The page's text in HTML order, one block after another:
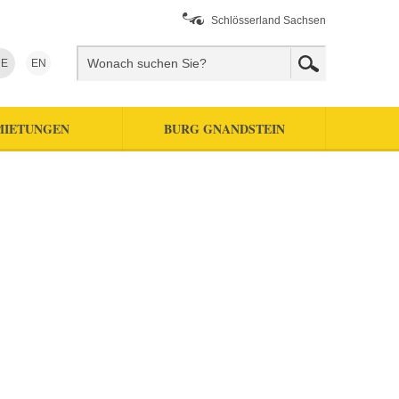
Schlösserland Sachsen
EN
BURG GNANDSTEIN